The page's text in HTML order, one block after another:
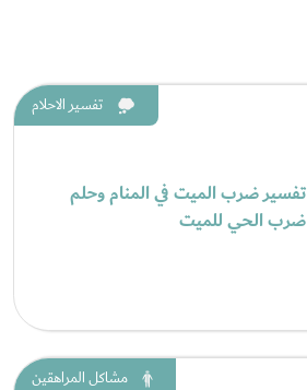
تفسير الاحلام
تفسير ضرب الميت في المنام وحلم
ضرب الحي للميت
مشاكل المراهقين